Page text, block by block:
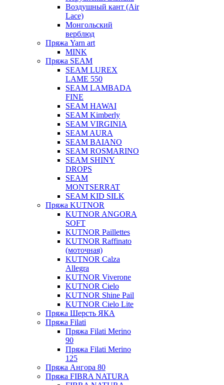
Воздушный кант (Air
Lace)
Монгольский
верблюд
Пряжа Yarn art
MINK
Пряжа SEAM
SEAM LUREX
LAME 550
SEAM LAMBADA
FINE
SEAM HAWAI
SEAM Kimberly
SEAM VIRGINIA
SEAM AURA
SEAM BAIANO
SEAM ROSMARINO
SEAM SHINY
DROPS
SEAM
MONTSERRAT
SEAM KID SILK
Пряжа KUTNOR
KUTNOR ANGORA
SOFT
KUTNOR Paillettes
KUTNOR Raffinato
(моточная)
KUTNOR Calza
Allegra
KUTNOR Viverone
KUTNOR Cielo
KUTNOR Shine Pail
KUTNOR Cielo Lite
Пряжа Шерсть ЯКА
Пряжа Filati
Пряжа Filati Merino
90
Пряжа Filati Merino
125
Пряжа Ангора 80
Пряжа FIBRA NATURA